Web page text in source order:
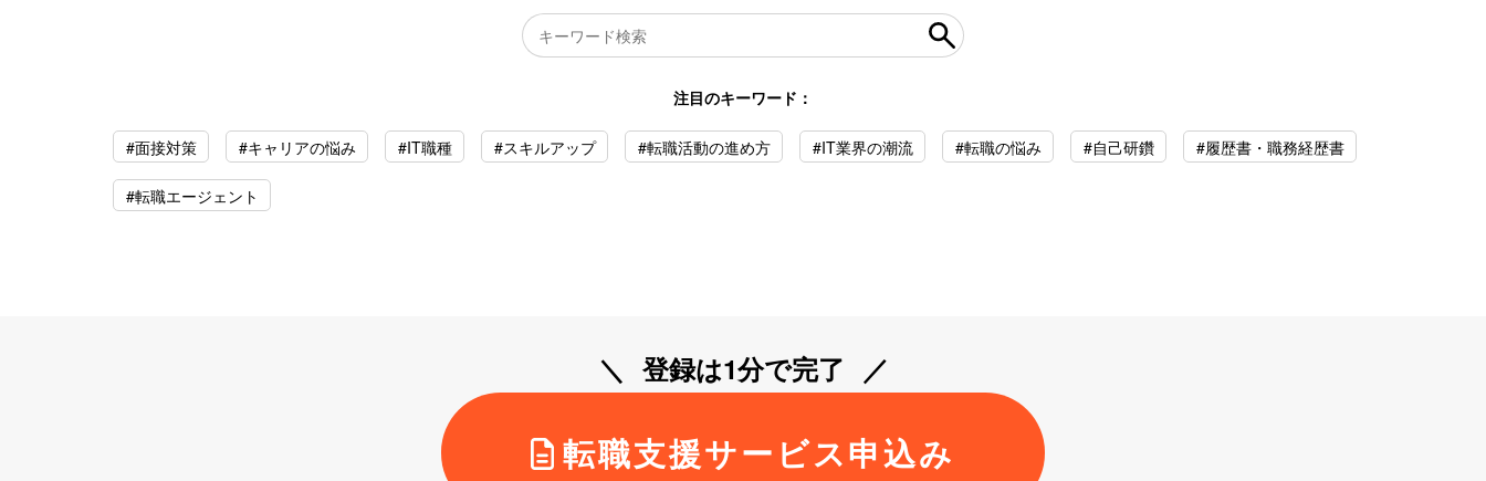
注目のキーワード：
#面接対策 #キャリアの悩み #IT職種 #スキルアップ #転職活動の進め方 #IT業界の潮流 #転職の悩み #自己研鑽 #履歴書・職務経歴書
#転職エージェント
登録は1分で完了
転職支援サービス申込み